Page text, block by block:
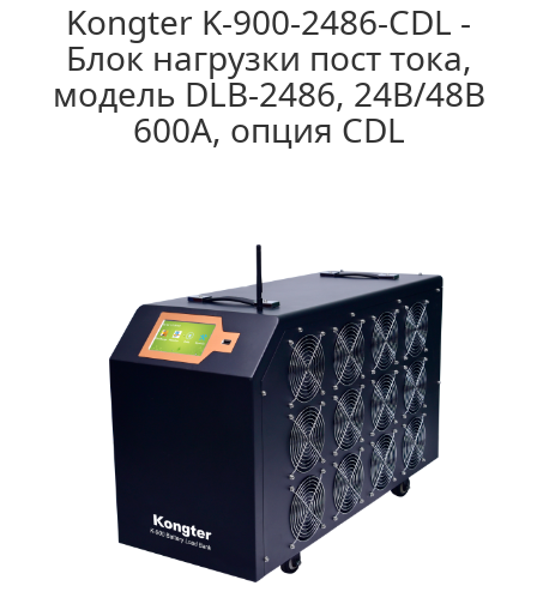
Kongter K-900-2486-CDL -
Блок нагрузки пост тока,
модель DLB-2486, 24В/48В
600А, опция CDL